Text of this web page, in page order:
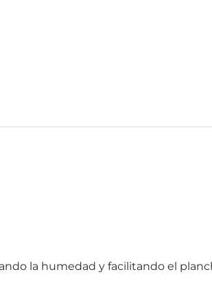
la humedad y facilitando el